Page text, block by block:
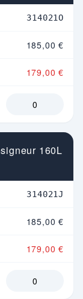
314021O
185,00 €
179,00 €
160L
314021J
185,00 €
179,00 €